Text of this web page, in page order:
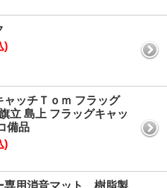
)
ャッチＴｏｍ フラッグ
立 島上 フラッグキャッ
備品
)
専用消音マット 樹脂製